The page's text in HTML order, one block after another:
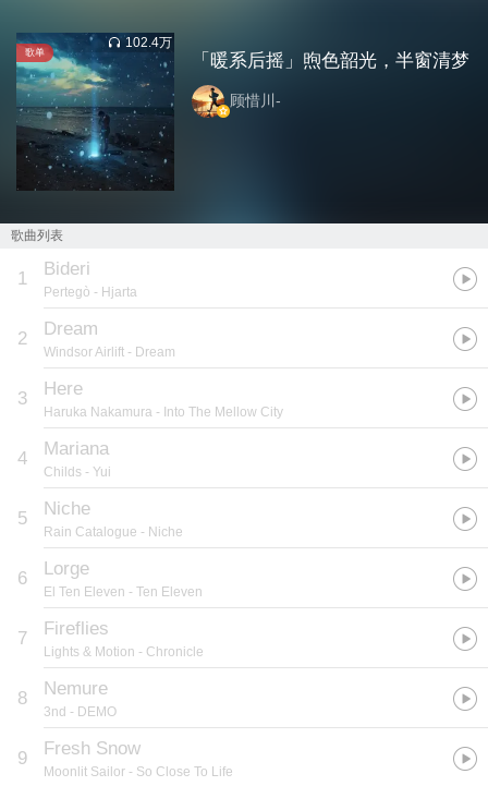
歌单
102.4万
「暖系后摇」煦色韶光，半窗清梦
顾惜川-
歌曲列表
1 Bideri
Pertegò - Hjarta
2 Dream
Windsor Airlift - Dream
3 Here
Haruka Nakamura - Into The Mellow City
4 Mariana
Childs - Yui
5 Niche
Rain Catalogue - Niche
6 Lorge
El Ten Eleven - Ten Eleven
7 Fireflies
Lights & Motion - Chronicle
8 Nemure
3nd - DEMO
9 Fresh Snow
Moonlit Sailor - So Close To Life